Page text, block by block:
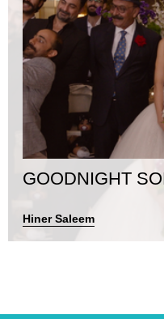
GOODNIGHT
Hiner Saleem